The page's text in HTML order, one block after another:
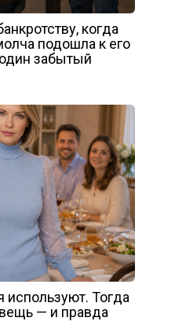
когда
подошла к его
забытый
используют. Тогда
— и правда